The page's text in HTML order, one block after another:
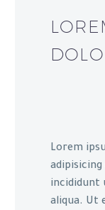
Lorem
incididunt
aliqua. Ut